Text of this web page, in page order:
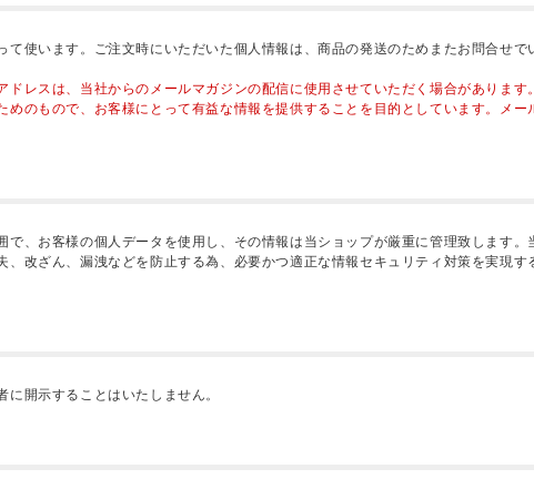
て使います。ご注文時にいただいた個人情報は、商品の発送のためまたお問合せ
ドレスは、当社からのメールマガジンの配信に使用させていただく場合がありま
めのもので、お客様にとって有益な情報を提供することを目的としています。メ
で、お客様の個人データを使用し、その情報は当ショップが厳重に管理致します
、改ざん、漏洩などを防止する為、必要かつ適正な情報セキュリティ対策を実現
開示することはいたしません。